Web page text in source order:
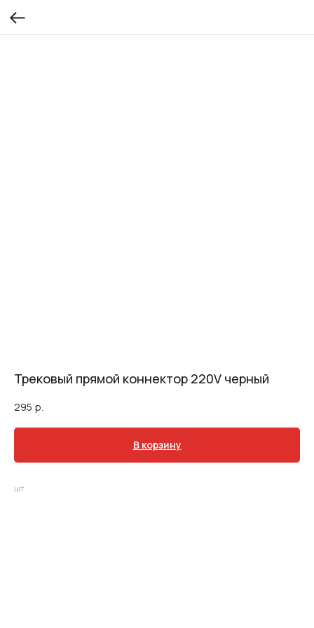
Трековый прямой коннектор 220V черный
295 р.
В корзину
шт.